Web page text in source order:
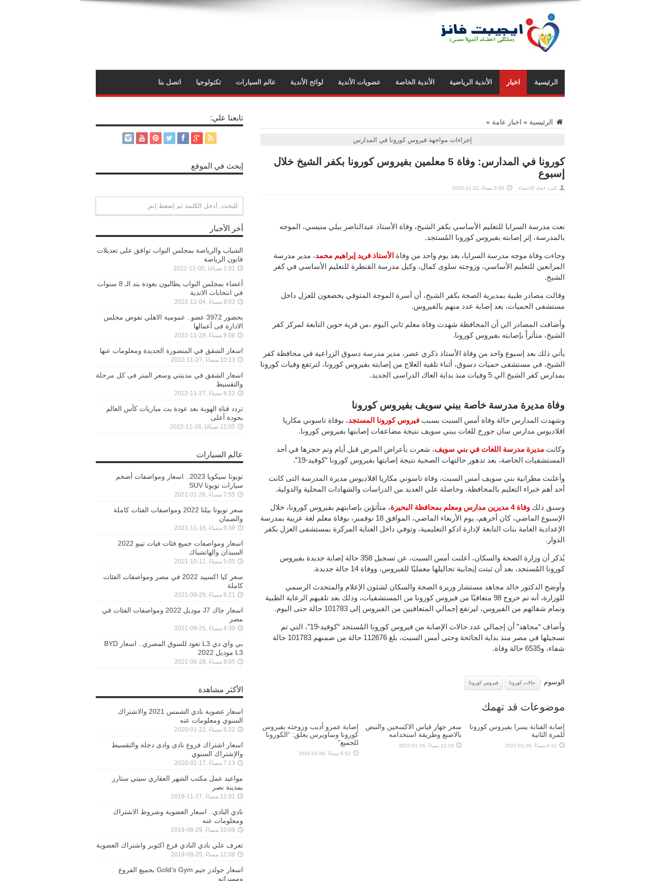
الرئيسية اخبار الأندية الرياضية الأندية الخاصة عضويات الأندية لوائح الأندية عالم السيارات تكنولوجيا اتصل بنا
الرئيسية » اخبار عامة »
إجراءات مواجهة فيروس كورونا في المدارس
كورونا في المدارس: وفاة 5 معلمين بفيروس كورونا بكفر الشيخ خلال
إسبوع
كتب: اتحاد الاعضاء 5:50 مساءً ,22-11-2020
نعت مدرسة السرايا للتعليم الأساسي بكفر الشيخ، وفاة الأستاذ عبدالناصر بيلي منيسي، الموجه
بالمدرسة، إثر إصابته بفيروس كورونا المُستجد.
وجاءت وفاة موجه مدرسة السرايا، بعد يوم واحد من وفاة الأستاذ فريد إبراهيم محمد، مدير مدرسة
المرابعين للتعليم الأساسي، وزوجته سلوى كمال، وكيل مدرسة القنطرة للتعليم الأساسي في كفر
الشيخ.
وقالت مصادر طبية بمديرية الصحة بكفر الشيخ، أن أسرة الموجة المتوفي يخضعون للعزل داخل
مستشفى الحميات، بعد إصابة عدد منهم بالفيروس.
وأضافت المصادر الي أن المحافظة شهدت وفاة معلم ثاني اليوم ،من قرية حوين التابعة لمركز كفر
الشيخ، متأثراً بإصابته بفيروس كورونا.
يأتي ذلك بعد إسبوع واحد من وفاة الأستاذ ذكري عصر، مدير مدرسة دسوق الزراعية في محافظة كفر
الشيخ، في مستشفى حميات دسوق، أثناء تلقيه العلاج من إصابته بفيروس كورونا، لترتفع وفيات كورونا
بمدارس كفر الشيخ الي 5 وفيات منذ بداية العاك الدراسى الجديد.
وفاة مديرة مدرسة خاصة ببني سويف بفيروس كورونا
وشهدت المدارس حالة وفاة أمس السبت بسببفيروس كورونا المستجد، بوفاة تاسوني مكاريا
اقلاديوس مدارس سان جورج للغات ببني سويف نتيجة مضاعفات إصابتها بفيروس كورونا.
وكانتمديرة مدرسة اللغات في بني سويف، شعرت بأعراض المرض قبل أيام وتم حجزها في أحد
المستشفيات الخاصة، بعد تدهور حالتهات الصحية نتيجة إصابتها بفيروس كورونا “كوفيد-19”.
وأعلنت مطرانية بني سويف أمس السبت، وفاة تاسوني مكاريا اقلاديوس مديرة المدرسة التى كانت
أحد أهم خبراء التعليم بالمحافظة، وحاصلة علي العديد من الدراسات والشهادات المحلية والدولية.
وسبق ذلكوفاة 4 مديرين مدارس ومعلم بمحافظة البحيرة
، متأثؤين بإصابتهم بفيروس كورونا، خلال
الإسبوع الماضي، كان أخرهم، يوم الأربعاء الماضي، الموافق 18 نوفمبر، بوفاة معلم لغة عربية بمدرسة
الإعدادية العامة بنات التابعة لإدارة ادكو التعليمية، وتوفي داخل العناية المركزة بمستشفى العزل بكفر
الدوار.
يُذكر أن وزارة الصحة والسكان، أعلنت أمس السبت، عن تسجيل 358 حالة إصابة جديدة بفيروس
كورونا المُستجد، بعد أن ثبتت إيجابية تحاليلها معمليًا للفيروس، ووفاة 14 حالة جديدة.
وأوضح الدكتور خالد مجاهد مستشار وزيرة الصحة والسكان لشئون الإعلام والمتحدث الرسمي
للوزارة، أنه تم خروج 98 متعافيًا من فيروس كورونا من المستشفيات، وذلك بعد تلقيهم الرعاية الطبية
وتمام شفائهم من الفيروس، ليرتفع إجمالي المتعافيين من الفيروس إلى 101783 حالة حتى اليوم.
وأضاف “مجاهد” أن إجمالي عدد حالات الإصابة من فيروس كورونا المُستجد “كوفيد-19″، التي تم
تسجيلها في مصر منذ بداية الجائحة وحتى أمس السبت، بلغ 112676 حالة من ضمنهم 101783 حالة
شفاء، و6535 حالة وفاة.
الوسوم : حالات كورونا فيروس كورونا
موضوعات قد تهمك
إصابة الفنانة يسرا بفيروس كورونا
للمرة الثانية
4:11 مساءً ,26-01-2022
سعر جهاز قياس الاكسجين والنبض
بالاصبع وطريقة استخدامه
12:18 مساءً ,26-01-2022
إصابة عمرو أديب وزوجته بفيروس
كورونا وساويرس يعلق: “الكورونا
للجميع”
9:52 مساءً ,06-01-2022
تابعنا علي:
إبحث في الموقع
أخر الأخبار
الشباب والرياضة بمجلس النواب توافق على تعديلات
قانون الرياضة
1:01 صباحًا ,05-12-2022
أعضاء بمجلس النواب يطالبون بعودة بند الـ 8 سنوات
في انتخابات الاندية
8:03 مساءً ,04-12-2022
بحضور 3972 عضو.. عمومية الاهلي تفوض مجلس
الادارة فى أعمالها
9:08 مساءً ,29-11-2022
اسعار الشقق في المنصورة الجديدة ومعلومات عنها
10:13 مساءً ,27-11-2022
اسعار الشقق في مدينتي وسعر المتر فى كل مرحلة
والتقسيط
6:22 مساءً ,27-11-2022
تردد قناة الهوية بعد عودة بث مباريات كأس العالم
بجودة أعلى
12:05 صباحًا ,26-11-2022
عالم السيارات
تويوتا سيكويا 2023.. اسعار ومواصفات أضخم
سيارات تويوتا SUV
7:55 مساءً ,26-01-2022
سعر تويوتا بيلتا 2022 ومواصفات الفئات كاملة
والضمان
9:38 مساءً ,18-11-2021
اسعار ومواصفات جميع فئات فيات تيبو 2022
السيدان والهاتشباك
5:05 مساءً ,11-10-2021
سعر كيا اكسييد 2022 في مصر ومواصفات الفئات
كاملة
6:21 مساءً ,29-09-2021
اسعار جاك J7 موديل 2022 ومواصفات الفئات في
مصر
4:30 مساءً ,25-09-2021
بي واي دي L3 تعود للسوق المصري.. اسعار BYD
L3 موديل 2022
8:05 مساءً ,28-08-2021
الأكثر مشاهدة
اسعار عضوية نادي الشمس 2021 والاشتراك
السنوي ومعلومات عنه
6:22 مساءً ,22-01-2020
اسعار اشتراك فروع نادى وادى دجلة والتقسيط
والإشتراك السنوي
7:13 مساءً ,17-01-2020
مواعيد عمل مكتب الشهر العقاري سيتي ستارز
بمدينة نصر
11:01 مساءً ,27-11-2019
نادي النادي.. اسعار العضوية وشروط الاشتراك
ومعلومات عنه
10:09 مساءً ,29-08-2019
تعرف علي نادي النادي فرع اكتوبر واشتراك العضوية
12:08 مساءً ,25-08-2019
اسعار جولدز جيم Gold’s Gym بجميع الفروع
ومميزاته